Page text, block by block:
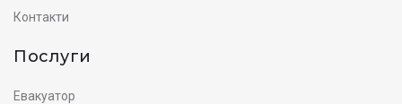
Контакти
Послуги
Евакуатор